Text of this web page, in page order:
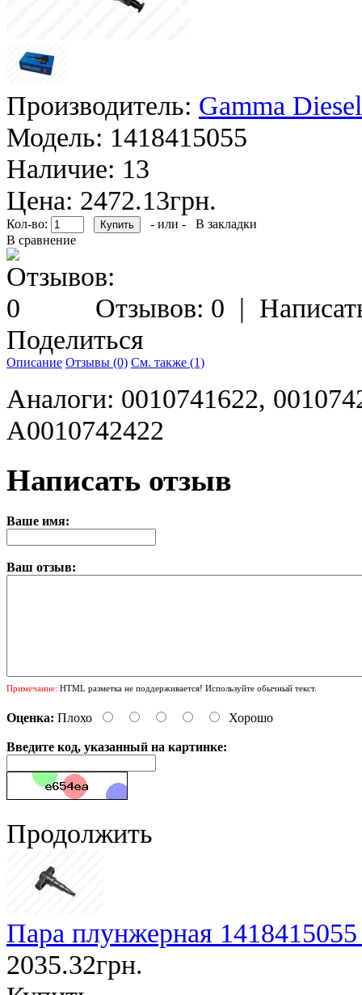
Производитель: Gamma Diesel
Модель: 1418415055
Наличие: 13
Цена: 2472.13грн.
Кол-во: - или -
В закладки
В сравнение
Отзывов: 0 |
Поделиться
Описание Отзывы (0) См. также (1)
Аналоги: 0010741622,
A0010742422
Написать отзыв
Ваше имя:
Ваш отзыв:
Примечание: HTML разметка не поддерживается! Используйте обычный текст.
Оценка: Плохо Хорошо
Введите код, указанный на картинке:
Продолжить
Пара плунжерная
2035.32грн.